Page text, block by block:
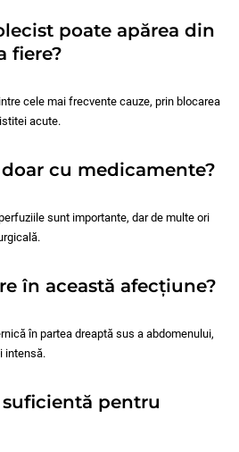
poate apărea din
fiere?
cele mai frecvente cauze, prin blocarea
acute.
cu medicamente?
sunt importante, dar de multe ori
în această afecțiune?
în partea dreaptă sus a abdomenului,
intensă.
suficientă pentru